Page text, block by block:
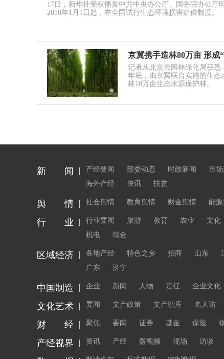
17日，新华社受权播发中共中央办公厅、国务院办公
2018年1月1日起，在全国试行生态环境损害赔偿制度。
京冀携手造林80万亩 形成
记者从北京市园林绿化局获悉
年底，由京冀联合实施的生态
林10万亩生态水源保护林。
新 闻 产经要闻 部委动态 时政新闻 市
海外产经
快讯 扶贫
舆 情 社会舆情 教育舆情 财金舆情 能
行 业 行业要闻 旅游 教育 农业 文化
机电
综合
区域经济 各地产经 特色之乡 招商 山东
广东
济宁
中国制造 企业 新闻 人物 责任 企业文化
文化艺术 要闻 文产政策 文产智库 名人访
财 经 聚焦 要闻 证券 基金 保险
产经视界 资讯 产经 微视频 现场 访谈